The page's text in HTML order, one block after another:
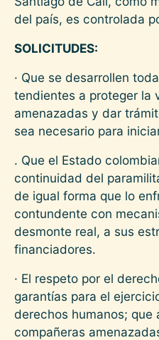
del país, es controlada
SOLICITUDES:
· Que se desarrollen
tendientes a proteger la
amenazadas y dar
sea necesario para
. Que el Estado
continuidad del
de igual forma que lo
contundente con
desmonte real, a sus
financiadores.
· El respeto por el
garantías para el
derechos humanos; que
compañeras